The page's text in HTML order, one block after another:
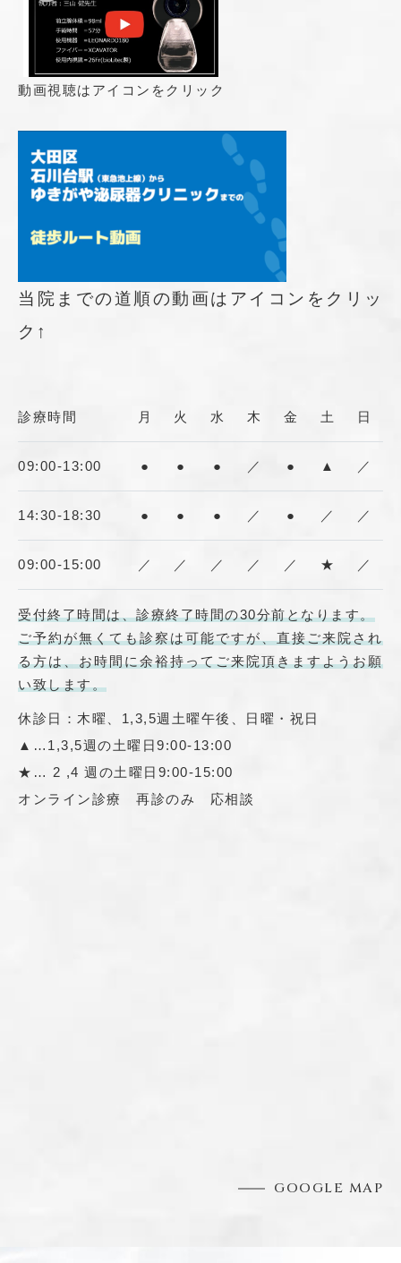
動画視聴はアイコンをクリック
当院までの道順の動画はアイコンをクリッ
ク↑
診療時間 月 火 水 木 金 土 日
09:00-13:00 ● ● ● ／ ● ▲ ／
14:30-18:30 ● ● ● ／ ● ／ ／
09:00-15:00 ／ ／ ／ ／ ／ ★ ／
受付終了時間は、診療終了時間の30分前となります。
ご予約が無くても診察は可能ですが、直接ご来院され
る方は、お時間に余裕持ってご来院頂きますようお願
い致します。
休診日：木曜、1,3,5週土曜午後、日曜・祝日
▲…1,3,5週の土曜日9:00-13:00
★… 2 ,4 週の土曜日9:00-15:00
オンライン診療 再診のみ 応相談
GOOGLE MAP